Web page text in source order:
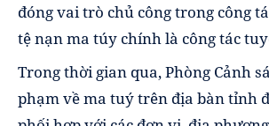
đóng vai trò chủ công trong công
tệ nạn ma túy chính là công tác
Trong thời gian qua, Phòng Cảnh
phạm về ma tuý trên địa bàn tỉnh